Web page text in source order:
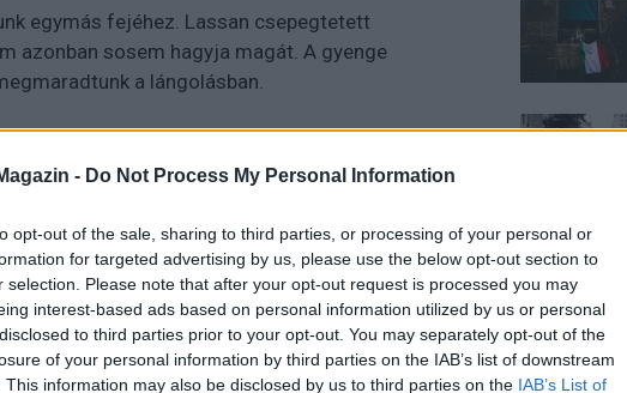
- Do Not Process My Personal Information
opt-out of the sale, sharing to third parties, or processing of your personal or
for targeted advertising by us, please use the below opt-out section to
selection. Please note that after your opt-out request is processed you may
interest-based ads based on personal information utilized by us or personal
to third parties prior to your opt-out. You may separately opt-out of the
of your personal information by third parties on the IAB’s list of downstream
This information may also be disclosed by us to third parties on the IAB’s List of
egymás fejéhez. Lassan csepegtetett
azonban sosem hagyja magát. A gyenge
a lángolásban.
szeress és szerethesselek. Jöhet hurrikán,
ölelj, hogy el ne érjen a bajnak még a fuvallata